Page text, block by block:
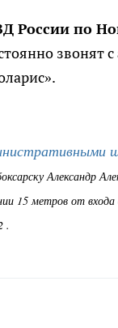
России по
звонят
Александр
15 метров от
.